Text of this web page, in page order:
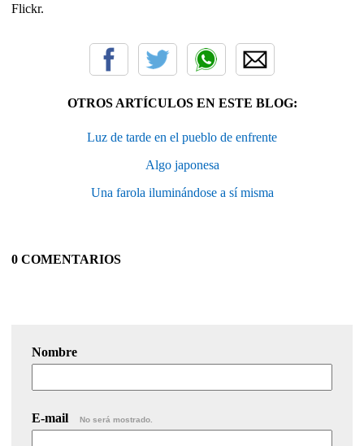
Flickr.
OTROS ARTÍCULOS EN ESTE BLOG:
Luz de tarde en el pueblo de enfrente
Algo japonesa
Una farola iluminándose a sí misma
0 COMENTARIOS
Nombre
E-mail No será mostrado.